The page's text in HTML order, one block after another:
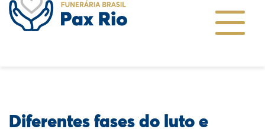
Diferentes fases do luto e